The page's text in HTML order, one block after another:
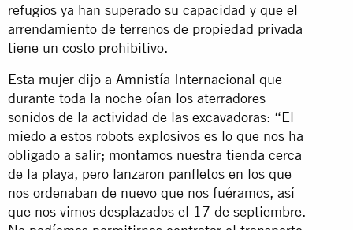
refugios ya han superado su capacidad y que el
arrendamiento de terrenos de propiedad privada
tiene un costo prohibitivo.
Esta mujer dijo a Amnistía Internacional que
durante toda la noche oían los aterradores
sonidos de la actividad de las excavadoras: “El
miedo a estos robots explosivos es lo que nos ha
obligado a salir; montamos nuestra tienda cerca
de la playa, pero lanzaron panfletos en los que
nos ordenaban de nuevo que nos fuéramos, así
que nos vimos desplazados el 17 de septiembre.